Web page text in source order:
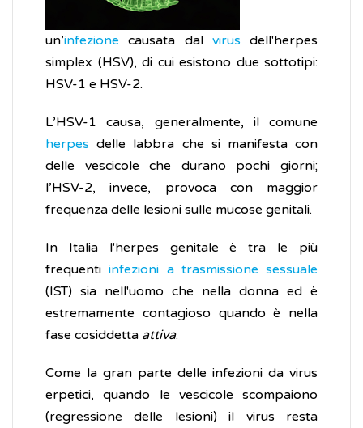
un’infezione causata dal virus dell'herpes
simplex (HSV), di cui esistono due sottotipi:
HSV-1 e HSV-2.
L’HSV-1 causa, generalmente, il comune
herpes delle labbra che si manifesta con
delle vescicole che durano pochi giorni;
l’HSV-2, invece, provoca con maggior
frequenza delle lesioni sulle mucose genitali.
In Italia l'herpes genitale è tra le più
frequentiinfezioni a trasmissione sessuale
(IST) sia nell'uomo che nella donna ed è
estremamente contagioso quando è nella
fase cosiddetta attiva.
Come la gran parte delle infezioni da virus
erpetici, quando le vescicole scompaiono
(regressione delle lesioni) il virus resta